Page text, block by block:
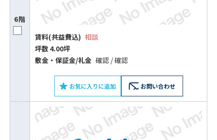
6階
賃料(共益費込) 相談
坪数 4.00坪
敷⾦‧保証⾦/礼⾦ 確認 / 確認
お気に入りに追加 お問い合わせ